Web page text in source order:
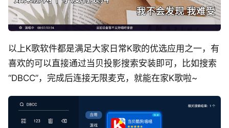
以上K歌软件都是满足大家日常K歌的优选应用之一，有
喜欢的可以直接通过当贝投影搜索安装即可，比如搜索
“DBCC”，完成后连接无限麦克，就能在家K歌啦~